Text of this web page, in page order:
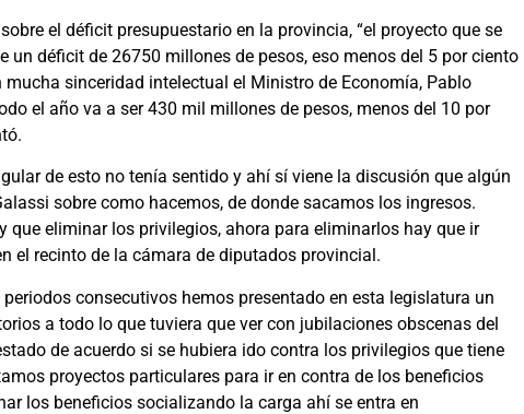
el déficit presupuestario en la provincia, “el proyecto que se
un déficit de 26750 millones de pesos, eso menos del 5 por ciento
sinceridad intelectual el Ministro de Economía, Pablo
el año va a ser 430 mil millones de pesos, menos del 10 por
de esto no tenía sentido y ahí sí viene la discusión que algún
sobre como hacemos, de donde sacamos los ingresos.
que eliminar los privilegios, ahora para eliminarlos hay que ir
el recinto de la cámara de diputados provincial.
consecutivos hemos presentado en esta legislatura un
a todo lo que tuviera que ver con jubilaciones obscenas del
de acuerdo si se hubiera ido contra los privilegios que tiene
proyectos particulares para ir en contra de los beneficios
los beneficios socializando la carga ahí se entra en